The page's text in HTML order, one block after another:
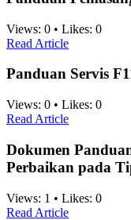
Views: 0 • Likes: 0
Read Article
Panduan Servis
Views: 0 • Likes: 0
Read Article
Dokumen
Perbaikan pada
Views: 1 • Likes: 0
Read Article